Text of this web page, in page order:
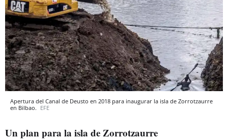
Apertura del Canal de Deusto en 2018 para inaugurar la isla de Zorrotzaurre
en Bilbao. EFE
Un plan para la isla de Zorrotzaurre